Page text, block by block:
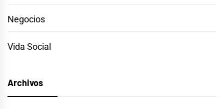
Negocios
Vida Social
Archivos